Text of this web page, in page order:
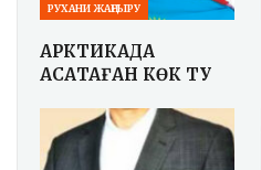
РУХАНИ ЖАҢҒЫРУ
АРКТИКАДА
АСҚАҚТАҒАН КӨК ТУ